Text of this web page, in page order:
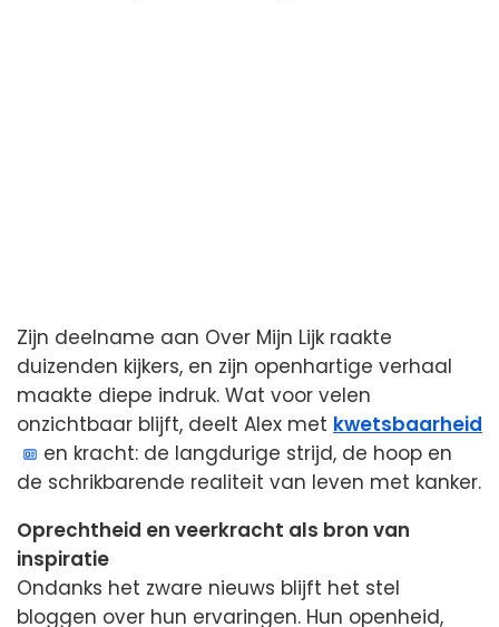
Zijn deelname aan Over Mijn Lijk raakte
duizenden kijkers, en zijn openhartige verhaal
maakte diepe indruk. Wat voor velen
onzichtbaar blijft, deelt Alex met kwetsbaarheid
en kracht: de langdurige strijd, de hoop en
de schrikbarende realiteit van leven met kanker.
Oprechtheid en veerkracht als bron van
inspiratie
Ondanks het zware nieuws blijft het stel
bloggen over hun ervaringen. Hun openheid,